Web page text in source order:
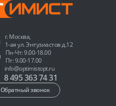
г. Москва,
1-ая ул. Энтузиастов д.12
Пн-Чт: 9.00-18.00
Пт: 9.00-17.00
info@optimistopt.ru
8 495 363 74 31
Обратный звонок